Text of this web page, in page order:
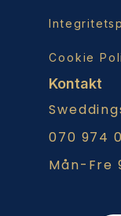
Cookie
Kontakt
070 974
Mån-Fre